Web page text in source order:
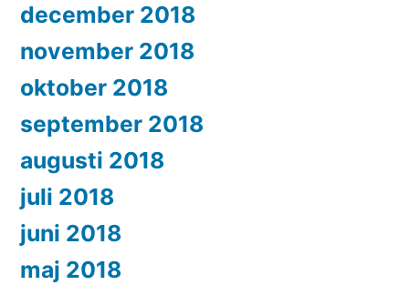
december 2018
november 2018
oktober 2018
september 2018
augusti 2018
juli 2018
juni 2018
maj 2018